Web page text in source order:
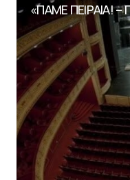
«ΠΑΜΕ ΠΕΙΡΑΙΑ!